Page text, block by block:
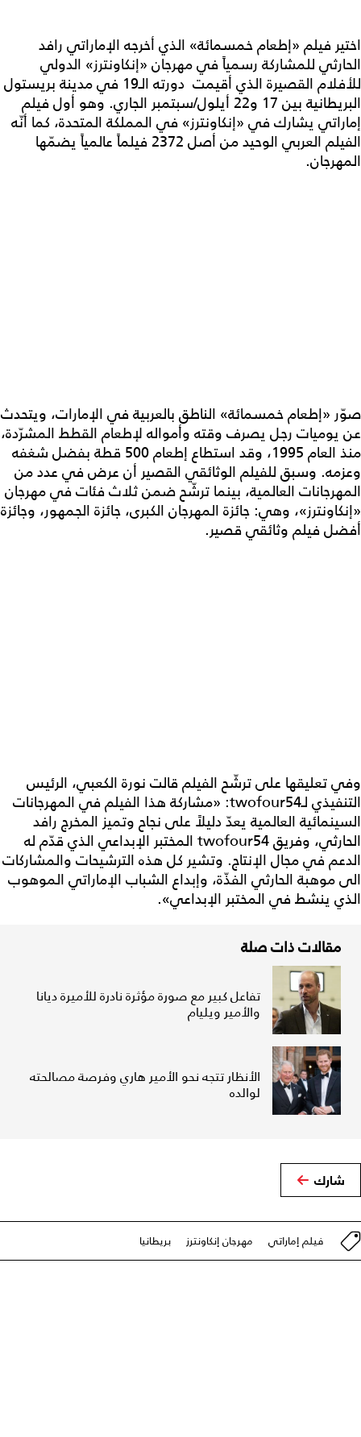
اختير فيلم «إطعام خمسمائة» الذي أخرجه الإماراتي رافد
الحارثي للمشاركة رسمياً في مهرجان «إنكاونترز» الدولي
للأفلام القصيرة الذي أقيمت دورته الـ19 في مدينة بريستول
البريطانية بين 17 و22 أيلول/سبتمبر الجاري. وهو أول فيلم
إماراتي يشارك في «إنكاونترز» في المملكة المتحدة، كما أنّه
الفيلم العربي الوحيد من أصل 2372 فيلماً عالمياً يضمّها
المهرجان.
صوّر «إطعام خمسمائة» الناطق بالعربية في الإمارات، ويتحدث
عن يوميات رجل يصرف وقته وأمواله لإطعام القطط المشرّدة،
منذ العام 1995، وقد استطاع إطعام 500 قطة بفضل شغفه
وعزمه. وسبق للفيلم الوثائقي القصير أن عرض في عدد من
المهرجانات العالمية، بينما ترشّح ضمن ثلاث فئات في مهرجان
«إنكاونترز»، وهي: جائزة المهرجان الكبرى، جائزة الجمهور، وجائزة
أفضل فيلم وثائقي قصير.
وفي تعليقها على ترشّح الفيلم قالت نورة الكعبي، الرئيس
التنفيذي لـtwofour54: «مشاركة هذا الفيلم في المهرجانات
السينمائية العالمية يعدّ دليلاً على نجاح وتميز المخرج رافد
الحارثي، وفريق twofour54 المختبر الإبداعي الذي قدّم له
الدعم في مجال الإنتاج. وتشير كل هذه الترشيحات والمشاركات
الى موهبة الحارثي الفذّة، وإبداع الشباب الإماراتي الموهوب
الذي ينشط في المختبر الإبداعي».
مقالات ذات صلة
تفاعل كبير مع صورة مؤثرة نادرة للأميرة ديانا
والأمير ويليام
الأنظار تتجه نحو الأمير هاري وفرصة مصالحته
لوالده
شارك
فيلم إماراتي مهرجان إنكاونترز بريطانيا